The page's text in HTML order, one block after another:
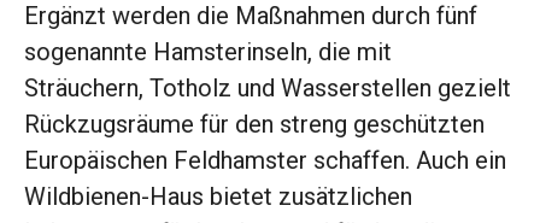
Ergänzt werden die Maßnahmen durch fünf
sogenannte Hamsterinseln, die mit
Sträuchern, Totholz und Wasserstellen gezielt
Rückzugsräume für den streng geschützten
Europäischen Feldhamster schaffen. Auch ein
Wildbienen-Haus bietet zusätzlichen